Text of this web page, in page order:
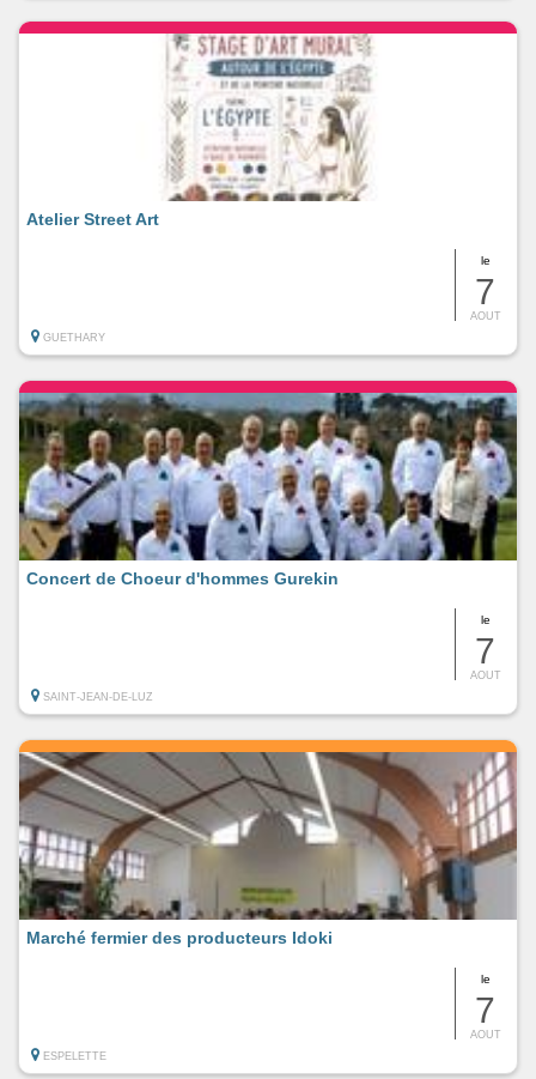
le
7
AOUT
Atelier Street Art
GUETHARY
le
7
AOUT
Concert de Choeur d'hommes Gurekin
SAINT-JEAN-DE-LUZ
le
7
AOUT
Marché fermier des producteurs Idoki
ESPELETTE